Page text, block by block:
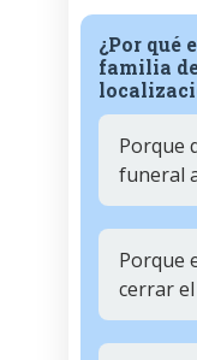
¿Por qué
familia
Porque
funeral
Porque
cerrar el